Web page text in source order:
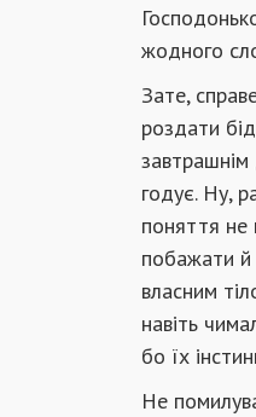
жодного
Зате,
роздати
годує. Ну,
поняття не
побажати й
власним
навіть
бо їх
Не